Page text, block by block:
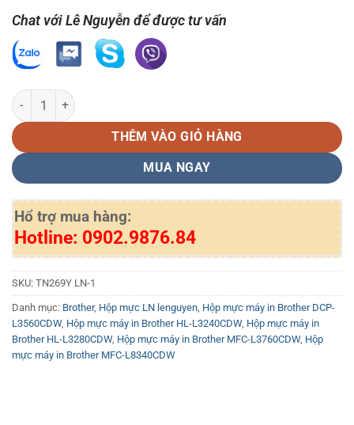
Chat với Lê Nguyễn để được tư vấn
Hộp mực TN269 M LN CÓ CHIP Màu Đỏ (Hồng) số lượng
THÊM VÀO GIỎ HÀNG
MUA NGAY
Hổ trợ mua hàng:
Hotline: 0902.9876.84
SKU: TN269Y LN-1
Danh mục: Brother, Hộp mực LN lenguyen, Hộp mực máy in Brother DCP-
L3560CDW, Hộp mực máy in Brother HL-L3240CDW, Hộp mực máy in
Brother HL-L3280CDW, Hộp mực máy in Brother MFC-L3760CDW, Hộp
mực máy in Brother MFC-L8340CDW